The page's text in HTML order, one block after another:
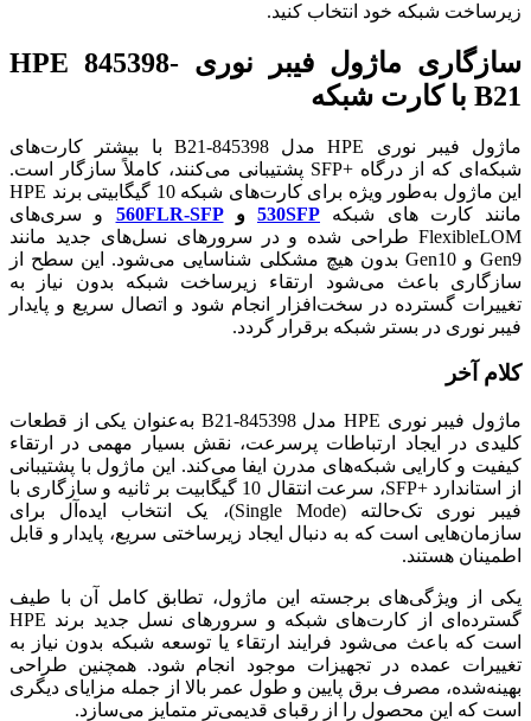
زیرساخت شبکه خود انتخاب کنید.
سازگاری ماژول فیبر نوری HPE 845398-
B21 با کارت شبکه
ماژول فیبر نوری HPE مدل 845398-B21 با بیشتر کارت‌های
شبکه‌ای که از درگاه +SFP پشتیبانی می‌کنند، کاملاً سازگار است.
این ماژول به‌طور ویژه برای کارت‌های شبکه 10 گیگابیتی برند HPE
مانند کارت های شبکه 530SFP و560FLR-SFP و سری‌های
FlexibleLOM طراحی شده و در سرورهای نسل‌های جدید مانند
Gen9 و Gen10 بدون هیچ مشکلی شناسایی می‌شود. این سطح از
سازگاری باعث می‌شود ارتقاء زیرساخت شبکه بدون نیاز به
تغییرات گسترده در سخت‌افزار انجام شود و اتصال سریع و پایدار
فیبر نوری در بستر شبکه برقرار گردد.
کلام آخر
ماژول فیبر نوری HPE مدل 845398-B21 به‌عنوان یکی از قطعات
کلیدی در ایجاد ارتباطات پرسرعت، نقش بسیار مهمی در ارتقاء
کیفیت و کارایی شبکه‌های مدرن ایفا می‌کند. این ماژول با پشتیبانی
از استاندارد +SFP، سرعت انتقال 10 گیگابیت بر ثانیه و سازگاری با
فیبر نوری تک‌حالته (Single Mode)، یک انتخاب ایده‌آل برای
سازمان‌هایی است که به دنبال ایجاد زیرساختی سریع، پایدار و قابل
اطمینان هستند.
یکی از ویژگی‌های برجسته این ماژول، تطابق کامل آن با طیف
گسترده‌ای از کارت‌های شبکه و سرورهای نسل جدید برند HPE
است که باعث می‌شود فرایند ارتقاء یا توسعه شبکه بدون نیاز به
تغییرات عمده در تجهیزات موجود انجام شود. همچنین طراحی
بهینه‌شده، مصرف برق پایین و طول عمر بالا از جمله مزایای دیگری
است که این محصول را از رقبای قدیمی‌تر متمایز می‌سازد.